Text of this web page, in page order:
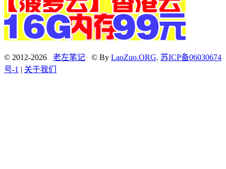
© 2012-2026 老左笔记 © By LaoZuo.ORG. 苏ICP备06030674
号-1 | 关于我们